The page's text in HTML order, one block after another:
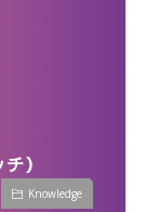
）
Knowledge